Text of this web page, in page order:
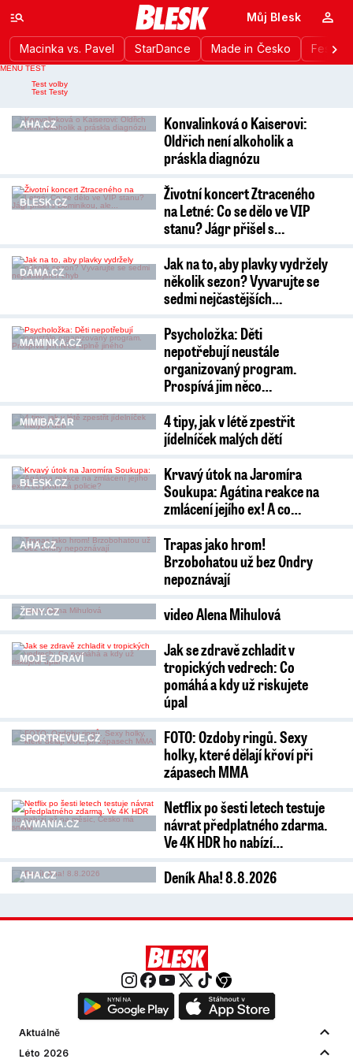
Macinka vs. Pavel StarDance Made in Česko
Můj Blesk
Nahlášení chyby
MENU TEST
Test volby
Test Testy
AHA.CZ
Konvalinková o Kaiserovi:
Oldřich není alkoholik a
práskla diagnózu
BLESK.CZ
Životní koncert Ztraceného
na Letné: Co se dělo ve VIP
stanu? Jágr přišel s…
DÁMA.CZ
Jak na to, aby plavky vydržely
několik sezon? Vyvarujte se
sedmi nejčastějších…
MAMINKA.CZ
Psycholožka: Děti
nepotřebují neustále
organizovaný program.
Prospívá jim něco…
MIMIBAZAR
4 tipy, jak v létě zpestřit
jídelníček malých dětí
BLESK.CZ
Krvavý útok na Jaromíra
Soukupa: Agátina reakce na
zmlácení jejího ex! A co…
AHA.CZ
Trapas jako hrom!
Brzobohatou už bez Ondry
nepoznávají
ŽENY.CZ video Alena Mihulová
MOJE ZDRAVÍ
Jak se zdravě zchladit v
tropických vedrech: Co
pomáhá a kdy už riskujete
úpal
SPORTREVUE.CZ
FOTO: Ozdoby ringů. Sexy
holky, které dělají křoví při
zápasech MMA
AVMANIA.CZ
Netflix po šesti letech testuje
návrat předplatného zdarma.
Ve 4K HDR ho nabízí…
AHA.CZ Deník Aha! 8.8.2026
Aktuálně
Léto 2026